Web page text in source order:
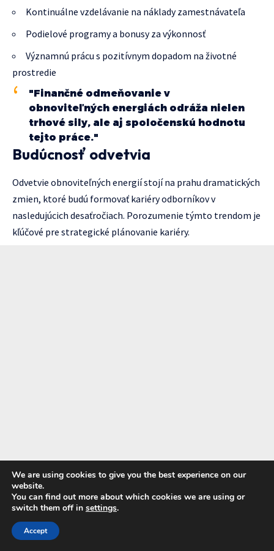
Kontinuálne vzdelávanie na náklady zamestnávateľa
Podielové programy a bonusy za výkonnosť
Významnú prácu s pozitívnym dopadom na životné
prostredie
"Finančné odmeňovanie v
obnoviteľných energiách odráža nielen
trhové sily, ale aj spoločenskú hodnotu
tejto práce."
Budúcnosť odvetvia
Odvetvie obnoviteľných energií stojí na prahu dramatických
zmien, ktoré budú formovať kariéry odborníkov v
nasledujúcich desaťročiach. Porozumenie týmto trendom je
kľúčové pre strategické plánovanie kariéry.
Technologické trendy
We are using cookies to give you the best experience on our
website.
You can find out more about which cookies we are using or
switch them off in settings.
Accept